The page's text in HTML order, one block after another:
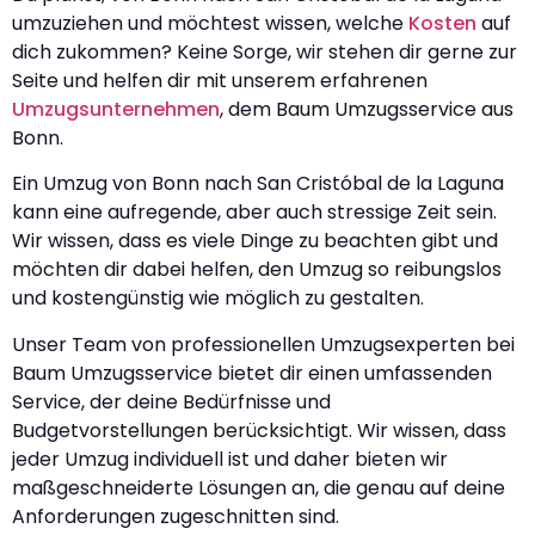
umzuziehen und möchtest wissen, welche Kosten auf
dich zukommen? Keine Sorge, wir stehen dir gerne zur
Seite und helfen dir mit unserem erfahrenen
Umzugsunternehmen, dem Baum Umzugsservice aus
Bonn.
Ein Umzug von Bonn nach San Cristóbal de la Laguna
kann eine aufregende, aber auch stressige Zeit sein.
Wir wissen, dass es viele Dinge zu beachten gibt und
möchten dir dabei helfen, den Umzug so reibungslos
und kostengünstig wie möglich zu gestalten.
Unser Team von professionellen Umzugsexperten bei
Baum Umzugsservice bietet dir einen umfassenden
Service, der deine Bedürfnisse und
Budgetvorstellungen berücksichtigt. Wir wissen, dass
jeder Umzug individuell ist und daher bieten wir
maßgeschneiderte Lösungen an, die genau auf deine
Anforderungen zugeschnitten sind.